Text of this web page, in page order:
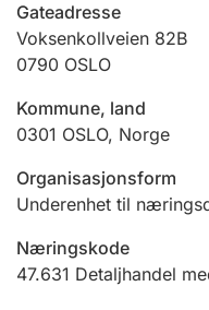
Jeger
Betaling og
Ektepaktrettleiaren
Gateadresse
Voksenkollveien 82B
0790 OSLO
Kommune, land
0301 OSLO, Norge
Organisasjonsform
Underenhet til
Næringskode
47.631 Detaljhandel